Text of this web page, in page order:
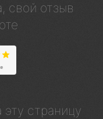
свой отзыв
страницу